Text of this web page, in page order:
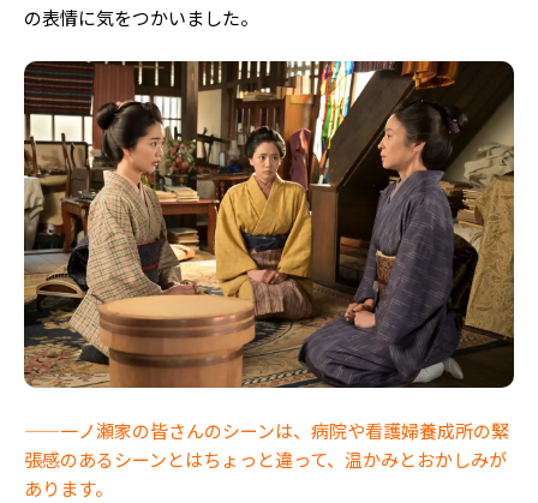
の表情に気をつかいました。
——一ノ瀬家の皆さんのシーンは、病院や看護婦養成所の緊
張感のあるシーンとはちょっと違って、温かみとおかしみが
あります。